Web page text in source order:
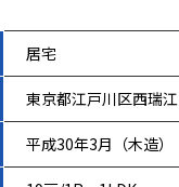
居宅
東京都江戸川区西瑞江
平成30年3月（木造）